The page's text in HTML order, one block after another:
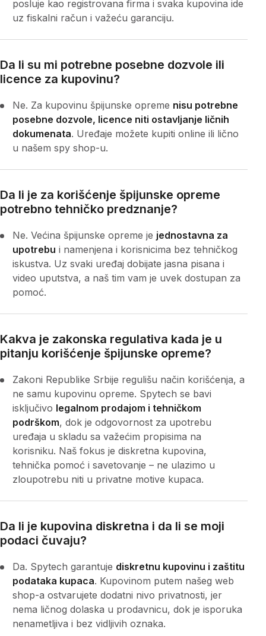
posluje kao registrovana firma i svaka kupovina ide
uz fiskalni račun i važeću garanciju.
Da li su mi potrebne posebne dozvole ili
licence za kupovinu?
Ne. Za kupovinu špijunske opreme nisu potrebne
posebne dozvole, licence niti ostavljanje ličnih
dokumenata. Uređaje možete kupiti online ili lično
u našem spy shop-u.
Da li je za korišćenje špijunske opreme
potrebno tehničko predznanje?
Ne. Većina špijunske opreme je jednostavna za
upotrebu i namenjena i korisnicima bez tehničkog
iskustva. Uz svaki uređaj dobijate jasna pisana i
video uputstva, a naš tim vam je uvek dostupan za
pomoć.
Kakva je zakonska regulativa kada je u
pitanju korišćenje špijunske opreme?
Zakoni Republike Srbije regulišu način korišćenja, a
ne samu kupovinu opreme. Spytech se bavi
isključivo legalnom prodajom i tehničkom
podrškom, dok je odgovornost za upotrebu
uređaja u skladu sa važećim propisima na
korisniku. Naš fokus je diskretna kupovina,
tehnička pomoć i savetovanje – ne ulazimo u
zloupotrebu niti u privatne motive kupaca.
Da li je kupovina diskretna i da li se moji
podaci čuvaju?
Da. Spytech garantuje diskretnu kupovinu i zaštitu
podataka kupaca. Kupovinom putem našeg web
shop-a ostvarujete dodatni nivo privatnosti, jer
nema ličnog dolaska u prodavnicu, dok je isporuka
nenametljiva i bez vidljivih oznaka.